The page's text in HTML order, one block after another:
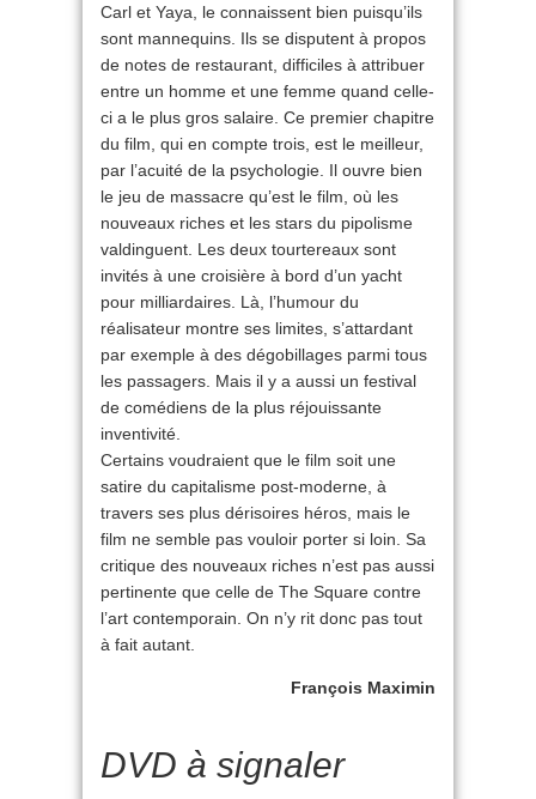
Carl et Yaya, le connaissent bien puisqu’ils
sont mannequins. Ils se disputent à propos
de notes de restaurant, difficiles à attribuer
entre un homme et une femme quand celle-
ci a le plus gros salaire. Ce premier chapitre
du film, qui en compte trois, est le meilleur,
par l’acuité de la psychologie. Il ouvre bien
le jeu de massacre qu’est le film, où les
nouveaux riches et les stars du pipolisme
valdinguent. Les deux tourtereaux sont
invités à une croisière à bord d’un yacht
pour milliardaires. Là, l’humour du
réalisateur montre ses limites, s’attardant
par exemple à des dégobillages parmi tous
les passagers. Mais il y a aussi un festival
de comédiens de la plus réjouissante
inventivité.
Certains voudraient que le film soit une
satire du capitalisme post-moderne, à
travers ses plus dérisoires héros, mais le
film ne semble pas vouloir porter si loin. Sa
critique des nouveaux riches n’est pas aussi
pertinente que celle de The Square contre
l’art contemporain. On n’y rit donc pas tout
à fait autant.
François Maximin
DVD à signaler